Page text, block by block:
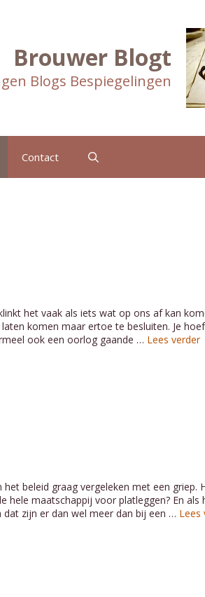
Brouwer Blogt
Blogs Bespiegelingen
Contact
het vaak als iets wat op ons af kan
komen maar ertoe te besluiten. Je
ook een oorlog gaande … Lees verder
beleid graag vergeleken met een griep.
hele maatschappij voor platleggen? En als
zijn er dan wel meer dan bij een … Lees